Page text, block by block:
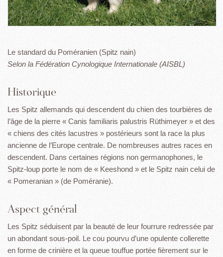
Le standard du Poméranien (Spitz nain)
Selon la Fédération Cynologique Internationale (AISBL)
Historique
Les Spitz allemands qui descendent du chien des tourbières de
l’âge de la pierre « Canis familiaris palustris Rüthimeyer » et des
« chiens des cités lacustres » postérieurs sont la race la plus
ancienne de l’Europe centrale. De nombreuses autres races en
descendent. Dans certaines régions non germanophones, le
Spitz-loup porte le nom de « Keeshond » et le Spitz nain celui de
« Pomeranian » (de Poméranie).
Aspect général
Les Spitz séduisent par la beauté de leur fourrure redressée par
un abondant sous-poil. Le cou pourvu d’une opulente collerette
en forme de crinière et la queue touffue portée fièrement sur le